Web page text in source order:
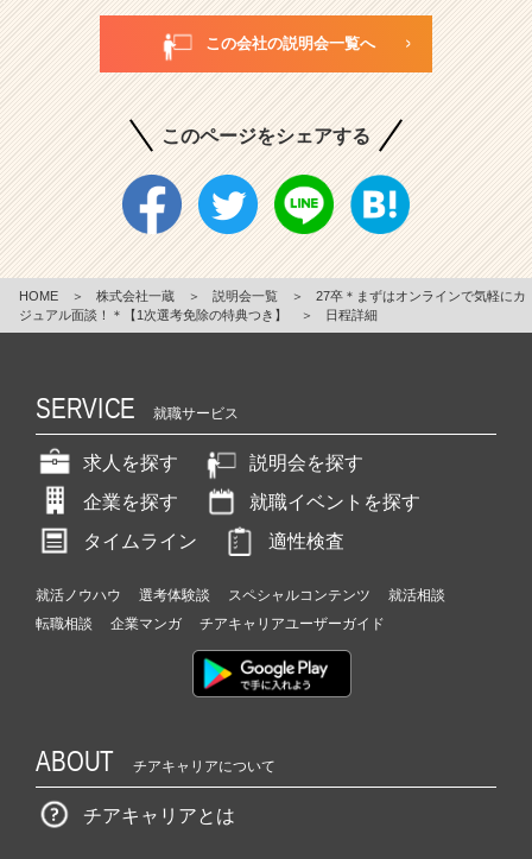
この会社の説明会一覧へ
このページをシェアする
HOME ＞ 株式会社一蔵 ＞ 説明会一覧 ＞
27卒＊まずはオンラインで気軽にカ
ジュアル面談！＊【1次選考免除の特典つき】
＞ 日程詳細
SERVICE 就職サービス
求人を探す
説明会を探す
企業を探す
就職イベントを探す
タイムライン
適性検査
就活ノウハウ 選考体験談 スペシャルコンテンツ
就活相談
転職相談
企業マンガ チアキャリアユーザーガイド
ABOUT チアキャリアについて
チアキャリアとは